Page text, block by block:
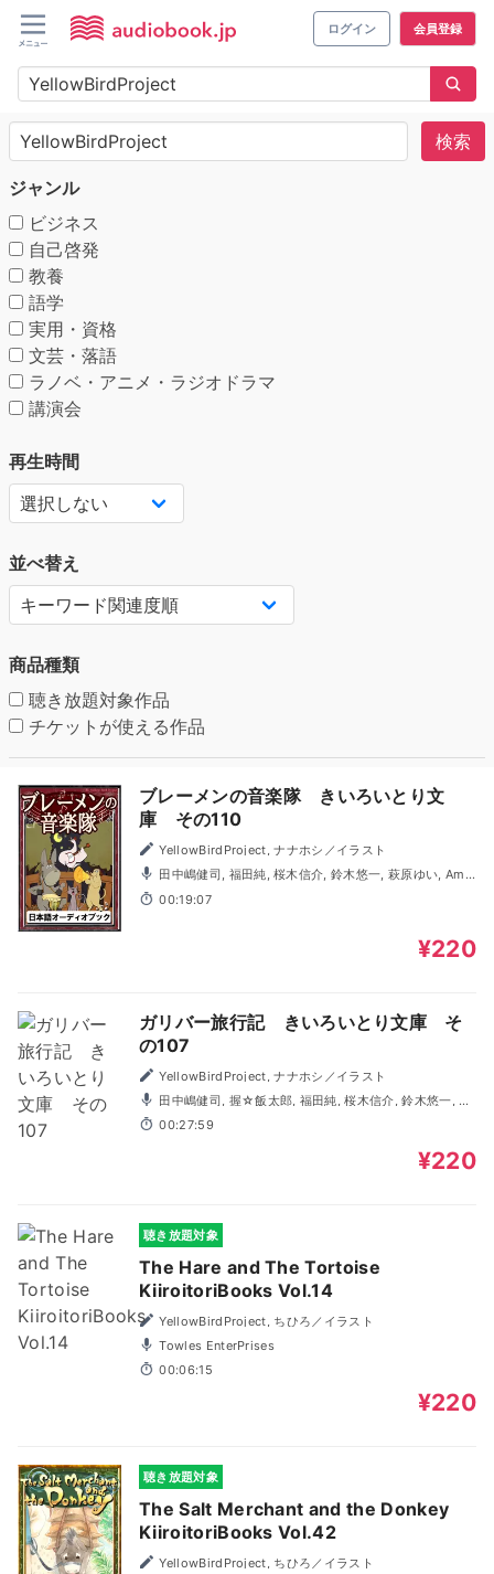
ログイン 会員登録
検索
ジャンル
ビジネス
自己啓発
教養
語学
実用・資格
文芸・落語
ラノベ・アニメ・ラジオドラマ
講演会
再生時間
並べ替え
商品種類
聴き放題対象作品
チケットが使える作品
ブレーメンの音楽隊 きいろいとり文
庫 その110
YellowBirdProject, ナナホシ／イラスト
柘榴石
00:19:07
¥220
ガリバー旅行記 きいろいとり文庫 そ
の107
YellowBirdProject, ナナホシ／イラスト
原ゆい, 笹井みや, Ami, 柘榴石
00:27:59
¥220
聴き放題対象
The Hare and The Tortoise
KiiroitoriBooks Vol.14
YellowBirdProject, ちひろ／イラスト
Towles EnterPrises
00:06:15
¥220
聴き放題対象
The Salt Merchant and the Donkey
KiiroitoriBooks Vol.42
YellowBirdProject, ちひろ／イラスト